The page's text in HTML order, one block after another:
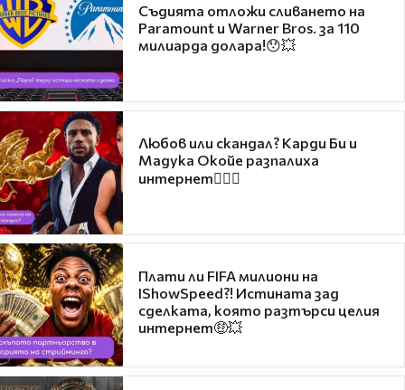
Съдията отложи сливането на
Paramount и Warner Bros. за 110
милиарда долара!😯💥
Любов или скандал? Карди Би и
Мадука Окойе разпалиха
интернет❤️‍🔥🔥
Плати ли FIFA милиони на
IShowSpeed?! Истината зад
сделката, която разтърси целия
интернет🤑💥